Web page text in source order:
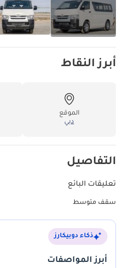
أبرز النقاط
الموقع
دبي
التفاصيل
تعليقات البائع
سقف متوسط
ذكاء دوبيكارز
أبرز المواصفات